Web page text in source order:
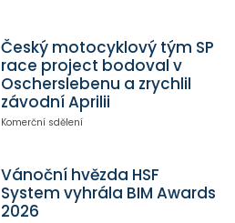
Český motocyklový tým SP
race project bodoval v
Oscherslebenu a zrychlil
závodní Aprilii
Komerční sdělení
Vánoční hvězda HSF
System vyhrála BIM Awards
2026